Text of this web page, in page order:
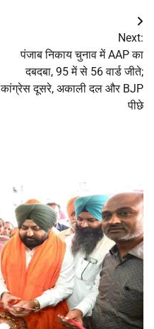
Next:
पंजाब निकाय चुनाव में AAP का
दबदबा, 95 में से 56 वार्ड जीते;
कांग्रेस दूसरे, अकाली दल और BJP
पीछे